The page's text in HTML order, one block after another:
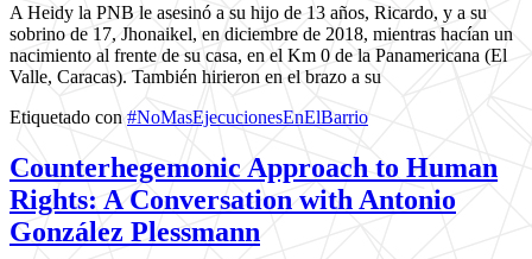
A Heidy la PNB le asesinó a su hijo de 13 años, Ricardo, y a su
sobrino de 17, Jhonaikel, en diciembre de 2018, mientras hacían un
nacimiento al frente de su casa, en el Km 0 de la Panamericana (El
Valle, Caracas). También hirieron en el brazo a su
Etiquetado con #NoMasEjecucionesEnElBarrio
Counterhegemonic Approach to Human
Rights: A Conversation with Antonio
González Plessmann